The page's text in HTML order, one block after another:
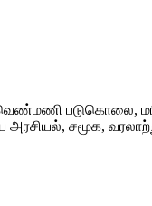
படுகொலை,
அரசியல், சமூக,